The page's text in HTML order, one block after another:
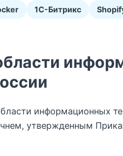
1C-Битрикс
информационных
утвержденным